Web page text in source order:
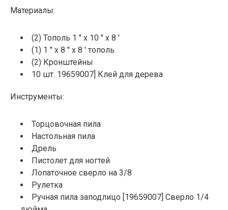
Материалы:
(2) Тополь 1 ″ x 10 ″ x 8 ′
(1) 1 ″ x 8 ″ x 8 ′ тополь
(2) Кронштейны
10 шт. 19659007] Клей для дерева
Инструменты:
Торцовочная пила
Настольная пила
Дрель
Пистолет для ногтей
Лопаточное сверло на 3/8
Рулетка
Ручная пила заподлицо [19659007] Сверло 1/4